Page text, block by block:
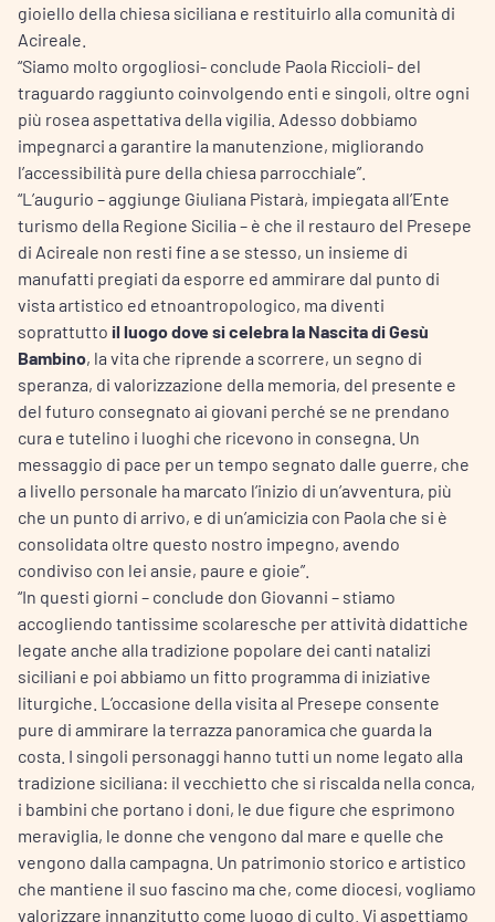
gioiello della chiesa siciliana e restituirlo alla comunità di
Acireale.
“Siamo molto orgogliosi- conclude Paola Riccioli- del
traguardo raggiunto coinvolgendo enti e singoli, oltre ogni
più rosea aspettativa della vigilia. Adesso dobbiamo
impegnarci a garantire la manutenzione, migliorando
l’accessibilità pure della chiesa parrocchiale”.
“L’augurio – aggiunge Giuliana Pistarà, impiegata all’Ente
turismo della Regione Sicilia – è che il restauro del Presepe
di Acireale non resti fine a se stesso, un insieme di
manufatti pregiati da esporre ed ammirare dal punto di
vista artistico ed etnoantropologico, ma diventi
soprattutto il luogo dove si celebra la Nascita di Gesù
Bambino, la vita che riprende a scorrere, un segno di
speranza, di valorizzazione della memoria, del presente e
del futuro consegnato ai giovani perché se ne prendano
cura e tutelino i luoghi che ricevono in consegna. Un
messaggio di pace per un tempo segnato dalle guerre, che
a livello personale ha marcato l’inizio di un’avventura, più
che un punto di arrivo, e di un’amicizia con Paola che si è
consolidata oltre questo nostro impegno, avendo
condiviso con lei ansie, paure e gioie”.
“In questi giorni – conclude don Giovanni – stiamo
accogliendo tantissime scolaresche per attività didattiche
legate anche alla tradizione popolare dei canti natalizi
siciliani e poi abbiamo un fitto programma di iniziative
liturgiche. L’occasione della visita al Presepe consente
pure di ammirare la terrazza panoramica che guarda la
costa. I singoli personaggi hanno tutti un nome legato alla
tradizione siciliana: il vecchietto che si riscalda nella conca,
i bambini che portano i doni, le due figure che esprimono
meraviglia, le donne che vengono dal mare e quelle che
vengono dalla campagna. Un patrimonio storico e artistico
che mantiene il suo fascino ma che, come diocesi, vogliamo
valorizzare innanzitutto come luogo di culto. Vi aspettiamo